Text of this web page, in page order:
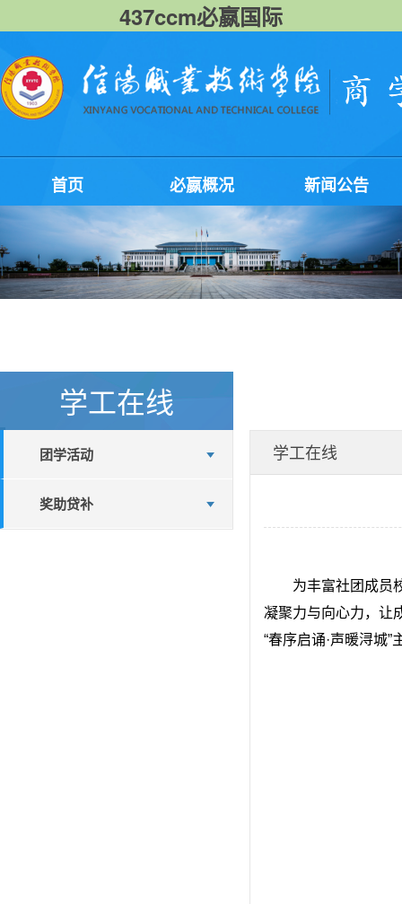
437ccm必嬴国际
首页 必嬴概况 新闻公告
学工在线
团学活动
奖助贷补
学工在线
为丰富社团成员校
凝聚力与向心力，让
“春序启诵·声暖浔城